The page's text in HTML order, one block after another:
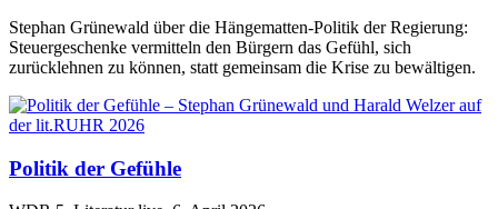
Stephan Grünewald über die Hängematten-Politik der Regierung:
Steuergeschenke vermitteln den Bürgern das Gefühl, sich
zurücklehnen zu können, statt gemeinsam die Krise zu bewältigen.
Politik der Gefühle